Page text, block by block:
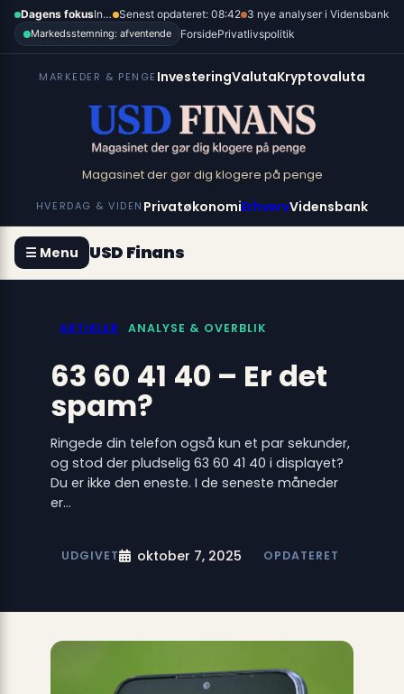
Spring
indhold
Dagens fokus Inflation, renter og dollar Senest opdateret: 08:42 3 nye analyser i Vidensbank
Markedsstemning: afventende ForsidePrivatlivspolitik
MARKEDER & PENGE InvesteringValutaKryptovaluta
Magasinet der gør dig klogere på penge
HVERDAG & VIDEN PrivatøkonomiErhvervVidensbank
☰ Menu USD Finans
ARTIKLER ANALYSE & OVERBLIK
63 60 41 40 – Er det
spam?
Ringede din telefon også kun et par sekunder,
og stod der pludselig 63 60 41 40 i displayet?
Du er ikke den eneste. I de seneste måneder
er…
UDGIVET oktober 7, 2025 OPDATERET